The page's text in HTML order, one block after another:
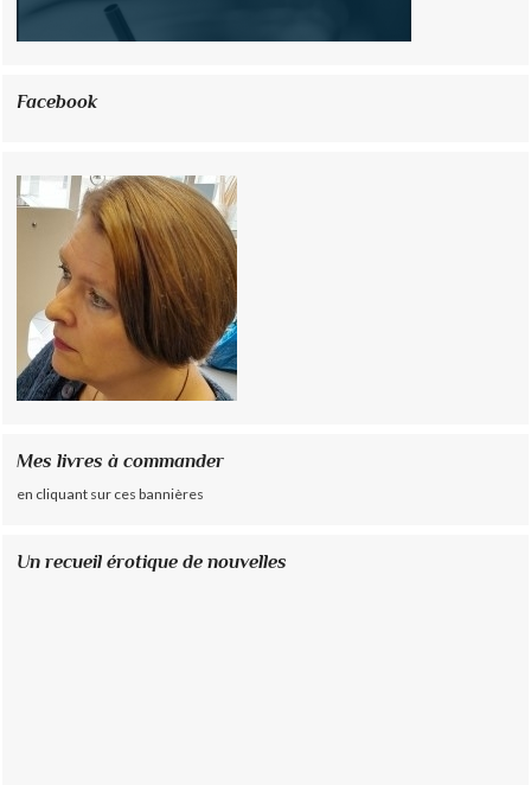
Facebook
Mes livres à commander
en cliquant sur ces bannières
Un recueil érotique de nouvelles